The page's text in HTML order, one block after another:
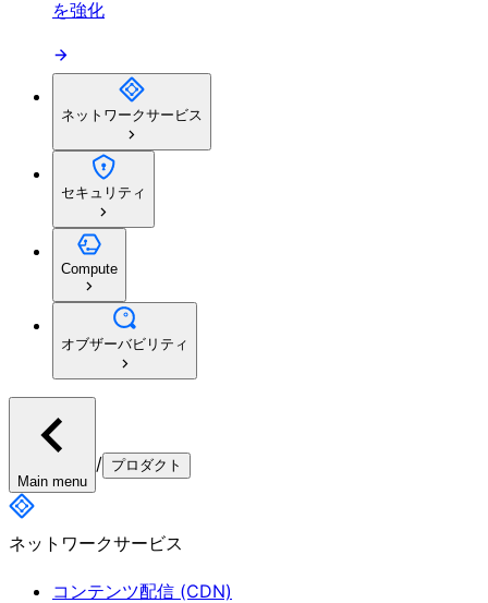
を強化
ネットワークサービス
セキュリティ
Compute
オブザーバビリティ
Main menu
/ プロダクト
ネットワークサービス
コンテンツ配信 (CDN)